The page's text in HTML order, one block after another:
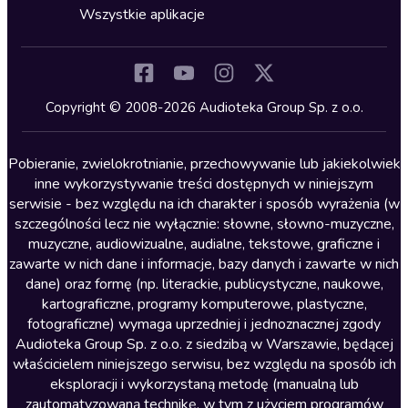
Kryminały
Lektury szkolne
Literatura anglojęzyczna
Literatura faktu
Literatura obyczajowa
Literatura piękna obca
Literatura piękna polska
Nagrania relaksacyjne
Nauka języków
Nauki humanistyczne
Wszystkie aplikacje
Copyright © 2008-2026 Audioteka Group Sp. z o.o.
Pobieranie, zwielokrotnianie, przechowywanie lub jakiekolwiek
inne wykorzystywanie treści dostępnych w niniejszym
serwisie - bez względu na ich charakter i sposób wyrażenia (w
szczególności lecz nie wyłącznie: słowne, słowno-muzyczne,
muzyczne, audiowizualne, audialne, tekstowe, graficzne i
zawarte w nich dane i informacje, bazy danych i zawarte w nich
dane) oraz formę (np. literackie, publicystyczne, naukowe,
kartograficzne, programy komputerowe, plastyczne,
fotograficzne) wymaga uprzedniej i jednoznacznej zgody
Audioteka Group Sp. z o.o. z siedzibą w Warszawie, będącej
właścicielem niniejszego serwisu, bez względu na sposób ich
eksploracji i wykorzystaną metodę (manualną lub